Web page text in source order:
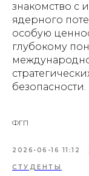
знакомство с
ядерного
особую
глубокому
безопасности.
ФГП
2026-06-16 11:12
СТУДЕНТЫ